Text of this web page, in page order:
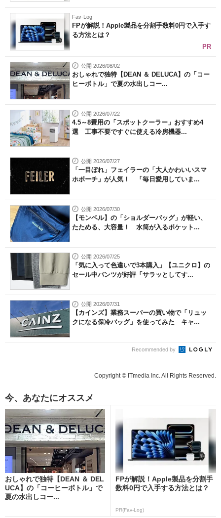
Fav-Log
FPが解説！Apple製品を分割手数料0円で入手す
る方法とは？
PR
公開 2026/08/02
おしゃれで独特【DEAN ＆ DELUCA】の「コー
ヒーボトル」で夏の水出しコー...
公開 2026/07/22
4.5～8畳用の「スポットクーラー」おすすめ4
選 工事不要ですぐに使える冷房機器...
公開 2026/07/27
「一目ぼれ」フェイラーの「大人かわいいスマ
ホポーチ」が人気！ 「毎日愛用していま...
公開 2026/07/30
【モンベル】の「ショルダーバッグ」が軽い、
たためる、大容量！ 水筒が入るポケット...
公開 2026/07/25
「気に入って色違いで3本購入」【ユニクロ】の
セール中パンツが好評「サラッとしてす...
公開 2026/07/31
【カインズ】業務スーパーの買い物で「リュッ
クになる保冷バッグ」を使ってみた キャ...
Recommended by
Copyright © ITmedia Inc. All Rights Reserved.
今、あなたにオススメ
おしゃれで独特【DEAN ＆ DEL
UCA】の「コーヒーボトル」で
夏の水出しコー...
FPが解説！Apple製品を分割手
数料0円で入手する方法とは？
PR(Fav-Log)